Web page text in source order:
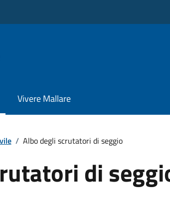
Vivere Mallare
/ Albo degli scrutatori di seggio
di